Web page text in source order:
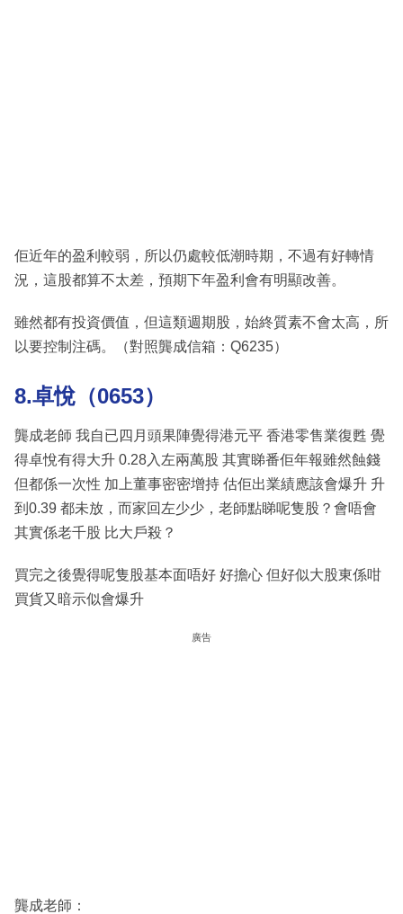
佢近年的盈利較弱，所以仍處較低潮時期，不過有好轉情
況，這股都算不太差，預期下年盈利會有明顯改善。
雖然都有投資價值，但這類週期股，始終質素不會太高，所
以要控制注碼。（對照龔成信箱：Q6235）
8.卓悅（0653）
龔成老師 我自已四月頭果陣覺得港元平 香港零售業復甦 覺
得卓悅有得大升 0.28入左兩萬股 其實睇番佢年報雖然蝕錢
但都係一次性 加上董事密密增持 估佢出業績應該會爆升 升
到0.39 都未放，而家回左少少，老師點睇呢隻股？會唔會
其實係老千股 比大戶殺？
買完之後覺得呢隻股基本面唔好 好擔心 但好似大股東係咁
買貨又暗示似會爆升
廣告
龔成老師：